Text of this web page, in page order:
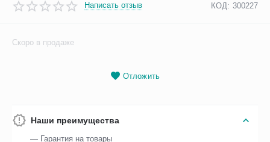
Написать отзыв КОД: 300227
Скоро в продаже
Отложить
Наши преимущества
— Гарантия на товары